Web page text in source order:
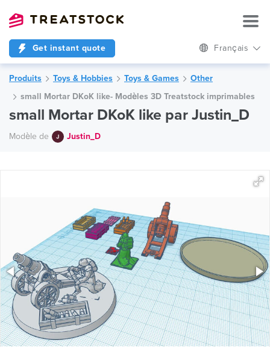
Get instant quote Français
Produits Toys & Hobbies Toys & Games
Other
small Mortar DKoK like- Modèles 3D Treatstock imprimables
small Mortar DKoK like par Justin_D
Modèle de Justin_D